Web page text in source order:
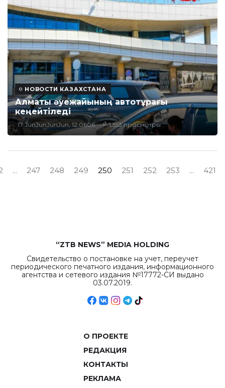
НОВОСТИ КАЗАХСТАНА
Алматы әуежайының автотұрағы
кеңейтіледі
17 JunJunJunJun, 12:0606 1,553 просмотры
... 247 248 249 250 251 252 253 ... 421
“ZTB NEWS” MEDIA HOLDING
Свидетельство о постановке на учет, переучет
периодического печатного издания, информационного
агентства и сетевого издания №17772-СИ выдано
03.07.2019.
О ПРОЕКТЕ
РЕДАКЦИЯ
КОНТАКТЫ
РЕКЛАМА